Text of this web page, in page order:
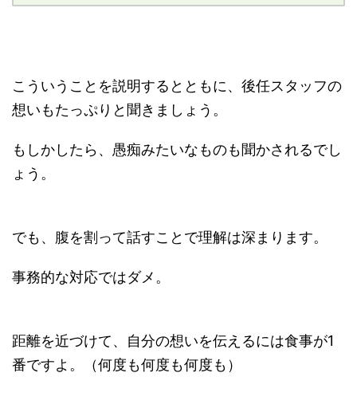
こういうことを説明するとともに、後任スタッフの
想いもたっぷりと聞きましょう。
もしかしたら、愚痴みたいなものも聞かされるでし
ょう。
でも、腹を割って話すことで理解は深まります。
事務的な対応ではダメ。
距離を近づけて、自分の想いを伝えるには食事が1
番ですよ。（何度も何度も何度も）